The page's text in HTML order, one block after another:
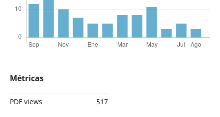
Métricas
PDF views 517